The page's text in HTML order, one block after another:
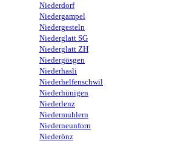
Niederdorf
Niedergampel
Niedergesteln
Niederglatt SG
Niederglatt ZH
Niedergösgen
Niederhasli
Niederhelfenschwil
Niederhünigen
Niederlenz
Niedermuhlern
Niederneunforn
Niederönz